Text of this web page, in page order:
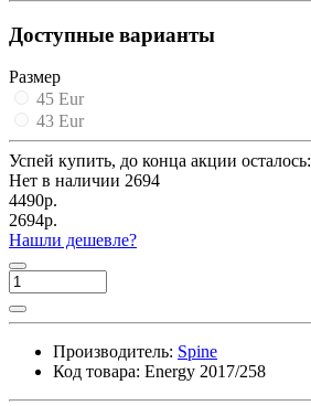
Доступные варианты
Размер
45 Eur
43 Eur
Успей купить, до конца акции осталось:
Нет в наличии 2694
4490р.
2694р.
Нашли дешевле?
Производитель: Spine
Код товара: Energy 2017/258